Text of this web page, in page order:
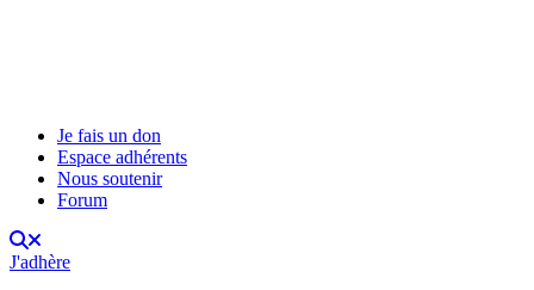
Je fais un don
Espace adhérents
Nous soutenir
Forum
J'adhère